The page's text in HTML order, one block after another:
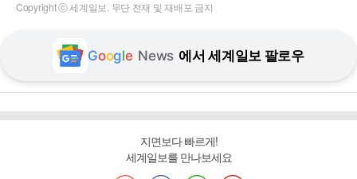
Copyright ⓒ 세계일보. 무단 전재 및 재배포 금지
Google News 에서 세계일보 팔로우
지면보다 빠르게!
세계일보를 만나보세요